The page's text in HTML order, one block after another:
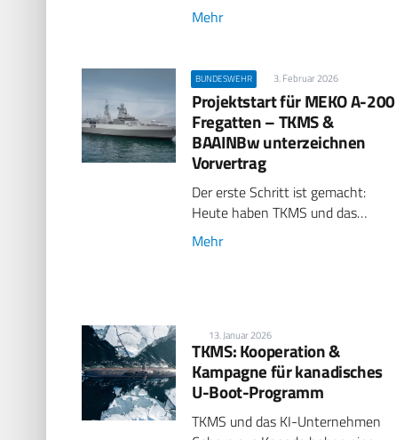
Mehr
BUNDESWEHR 3. Februar 2026
Projektstart für MEKO A-200
Fregatten – TKMS &
BAAINBw unterzeichnen
Vorvertrag
Der erste Schritt ist gemacht:
Heute haben TKMS und das…
Mehr
13. Januar 2026
TKMS: Kooperation &
Kampagne für kanadisches
U-Boot-Programm
TKMS und das KI-Unternehmen